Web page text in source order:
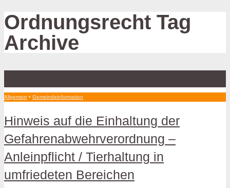
Ordnungsrecht Tag
Archive
Allgemein • Gemeindeinformation
Hinweis auf die Einhaltung der
Gefahrenabwehrverordnung –
Anleinpflicht / Tierhaltung in
umfriedeten Bereichen